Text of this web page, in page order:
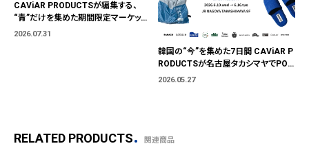
CAViAR PRODUCTSが編集する、
“青”だけを集めた期間限定マーケット
「BLUE MARKET」が横浜に。ブランド
2026.07.31
韓国の“今”を集めた7日間 CAViAR P
RODUCTSが名古屋タカシマヤでPOP
UP開催
2026.05.27
RELATED PRODUCTS 関連商品